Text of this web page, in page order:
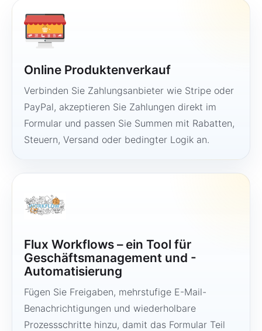
Online Produktenverkauf
Verbinden Sie Zahlungsanbieter wie Stripe oder
PayPal, akzeptieren Sie Zahlungen direkt im
Formular und passen Sie Summen mit Rabatten,
Steuern, Versand oder bedingter Logik an.
Flux Workflows – ein Tool für
Geschäftsmanagement und -
Automatisierung
Fügen Sie Freigaben, mehrstufige E-Mail-
Benachrichtigungen und wiederholbare
Prozessschritte hinzu, damit das Formular Teil